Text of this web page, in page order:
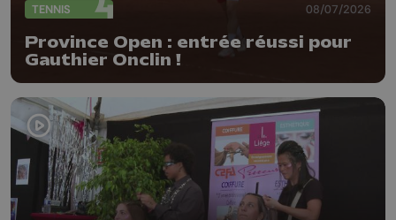
TENNIS 08/07/2026
Province Open : entrée réussi pour
Gauthier Onclin !